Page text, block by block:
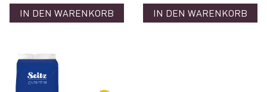
IN DEN WARENKORB IN DEN WARENKORB